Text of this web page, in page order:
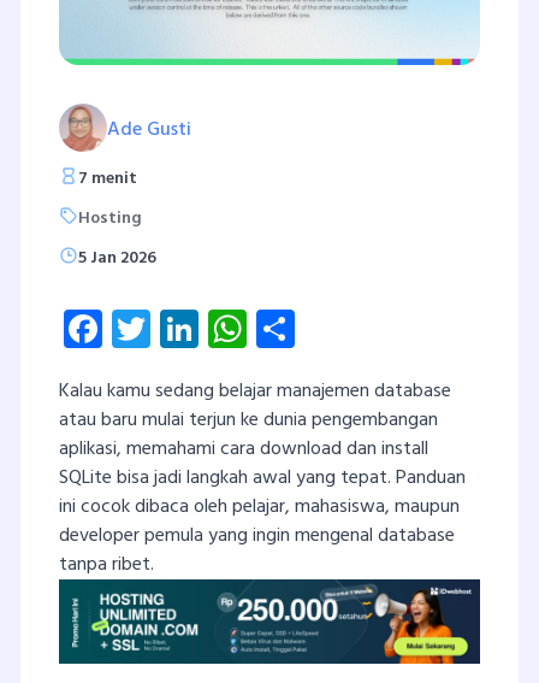
Ade Gusti
7 menit
Hosting
5 Jan 2026
Facebook
Twitter
LinkedInWhatsApp
Kalau kamu sedang belajar manajemen database
atau baru mulai terjun ke dunia pengembangan
aplikasi, memahami cara download dan install
SQLite bisa jadi langkah awal yang tepat. Panduan
ini cocok dibaca oleh pelajar, mahasiswa, maupun
developer pemula yang ingin mengenal database
tanpa ribet.